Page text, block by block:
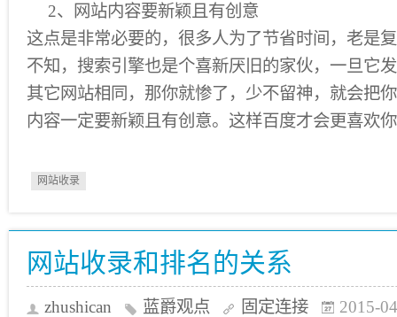
2、网站内容要新颖且有创意
这点是非常必要的，很多人为了节省时间，老是
不知，搜索引擎也是个喜新厌旧的家伙，一旦它
其它网站相同，那你就惨了，少不留神，就会把
内容一定要新颖且有创意。这样百度才会更喜欢
网站收录
网站收录和排名的关系
zhushican 蓝爵观点 固定连接
2015-